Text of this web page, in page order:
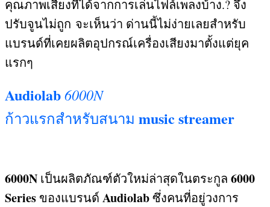
คุณภาพเสียงที่ได้จากการเล่นไฟล์เพลงบ้าง.? จึง
ปรับจูนไม่ถูก จะเห็นว่า ด่านนี้ไม่ง่ายเลยสำหรับ
แบรนด์ที่เคยผลิตอุปกรณ์เครื่องเสียงมาตั้งแต่ยุค
แรกๆ
Audiolab6000N
ก้าวแรกสำหรับสนาม music streamer
6000N เป็นผลิตภัณฑ์ตัวใหม่ล่าสุดในตระกูล 6000
Series ของแบรนด์ Audiolabซึ่งคนที่อยู่วงการ